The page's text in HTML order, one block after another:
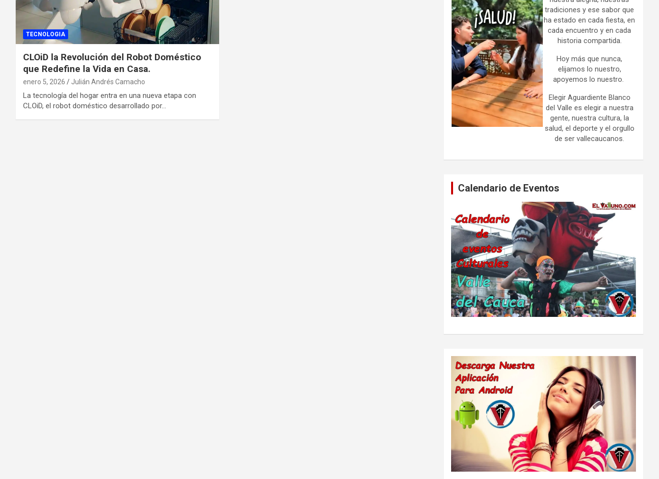
TECNOLOGIA
CLOiD la Revolución del Robot Doméstico
que Redefine la Vida en Casa.
enero 5, 2026 Julián Andrés Camacho
La tecnología del hogar entra en una nueva etapa con
CLOiD, el robot doméstico desarrollado por…
tradiciones y ese sabor que
ha estado en cada fiesta, en
cada encuentro y en cada
historia compartida.
Hoy más que nunca,
elijamos lo nuestro,
apoyemos lo nuestro.
Elegir Aguardiente Blanco
del Valle es elegir a nuestra
gente, nuestra cultura, la
salud, el deporte y el orgullo
de ser vallecaucanos.
Calendario de Eventos